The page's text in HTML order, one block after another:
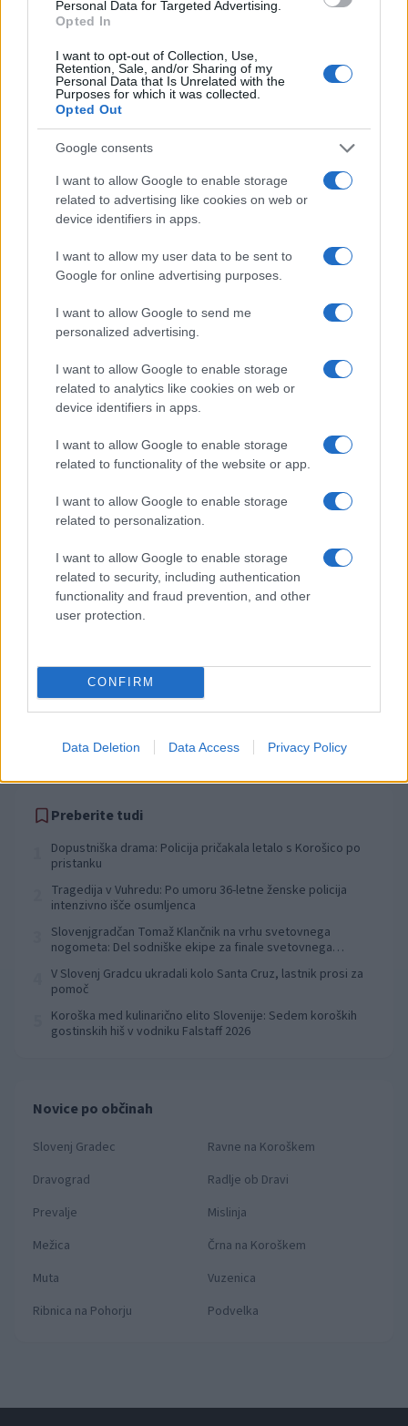
Personal Data for Targeted Advertising.
Opted In
I want to opt-out of Collection, Use,
Retention, Sale, and/or Sharing of my
Personal Data that Is Unrelated with the
Purposes for which it was collected.
Opted Out
Google consents
I want to allow Google to enable storage
related to advertising like cookies on web or
device identifiers in apps.
I want to allow my user data to be sent to
Google for online advertising purposes.
I want to allow Google to send me
personalized advertising.
I want to allow Google to enable storage
related to analytics like cookies on web or
device identifiers in apps.
I want to allow Google to enable storage
related to functionality of the website or app.
I want to allow Google to enable storage
related to personalization.
I want to allow Google to enable storage
related to security, including authentication
functionality and fraud prevention, and other
user protection.
CONFIRM
Data Deletion Data Access Privacy Policy
v ulično svetilko in se hudo
poškodoval
predstavlja poletno uspešnico
Več iz kategorije Črna kronika
truplo 24-letnega Slovenca
poškodoval voznik e-skiroja
Na bencinskem servisu v
Dravogradu zagorel točilni
avtomat, požar pogasili
Motorist v Radljah ob Dravi trčil
v ulično svetilko in se hudo
Obvestila
Anton na Pohorju
pred 7 urami
Izklop elektrike: 425. Nadzorništvo Vuzenica - Območje
Vuhred
pred 7 urami
Izklop elektrike: 429. Nadzorništvo Ravne - Območje Prevalje
Prisoje
⚡Izklop elektrike: 424. Nadzorništvo Vuzenica - Območje Orlice
Izklop elektrike: 421. Nadzorništvo Ravne - Območje Podkraj
Preberite tudi
Dopustniška drama: Policija pričakala letalo s Korošico po
pristanku
Tragedija v Vuhredu: Po umoru 36-letne ženske policija
intenzivno išče osumljenca
Slovenjgradčan Tomaž Klančnik na vrhu svetovnega
nogometa: Del sodniške ekipe za finale svetovnega
V Slovenj Gradcu ukradali kolo Santa Cruz, lastnik prosi za
pomoč
Koroška med kulinarično elito Slovenije: Sedem koroških
gostinskih hiš v vodniku Falstaff 2026
Novice po občinah
Slovenj Gradec
Ravne na Koroškem
Dravograd
Radlje ob Dravi
Prevalje
Mislinja
Mežica
Črna na Koroškem
Muta
Vuzenica
Ribnica na Pohorju
Podvelka